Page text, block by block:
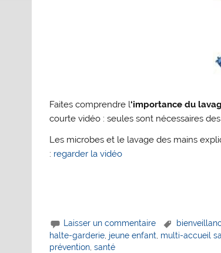
Faites comprendre l‘importance du
courte vidéo : seules sont nécessaires
Les microbes et le lavage des mains
: regarder la vidéo
Laisser un commentaire
halte-garderie jeune enfant multi-accueil
prévention ,santé